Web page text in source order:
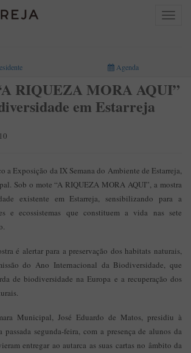
Toggle
Agenda
RIQUEZA MORA AQUI”
em Estarreja
a Exposição da IX Semana do Ambiente de Estarreja,
Sob o mote “A RIQUEZA MORA AQUI”, a mostra
existente em Estarreja, sensibilizando para a
e ecossistemas que constituem a vida nas sete
é alertar para a preservação dos habitats naturais,
do Ano Internacional da Biodiversidade, que
de biodiversidade na Europa e a recuperação dos
Municipal, José Eduardo de Matos, presidiu à
passada segunda-feira, com a presença de alunos da
entregar ao autarca as suas cartas no âmbito da